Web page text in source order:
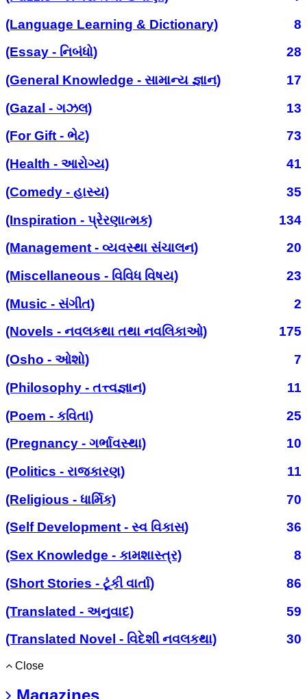
(Language Learning & Dictionary)
8
(Essay - નિબંધો)
28
(General Knowledge - સામાન્ય જ્ઞાન)
17
(Gazal - ગઝલ)
13
(For Gift - ભેટ)
73
(Health - આરોગ્ય)
41
(Comedy - હાસ્ય)
35
(Inspiration - પ્રેરણાત્મક)
134
(Management - વ્યવસ્થા સંચાલન)
20
(Miscellaneous - વિવિધ વિષય)
23
(Music - સંગીત)
2
(Novels - નવલકથા તથા નવલિકાઓ)
175
(Osho - ઓશો)
7
(Philosophy - તત્ત્વજ્ઞાન)
11
(Poem - કવિતા)
25
(Pregnancy - ગર્ભાવસ્થા)
10
(Politics - રાજકારણ)
11
(Religious - ધાર્મિક)
70
(Self Development - સ્વ વિકાસ)
36
(Sex Knowledge - કામશાસ્ત્ર)
8
(Short Stories - ટૂંકી વાર્તા)
86
(Translated - અનુવાદ)
59
(Translated Novel - વિદેશી નવલકથા)
30
Close
Magazines